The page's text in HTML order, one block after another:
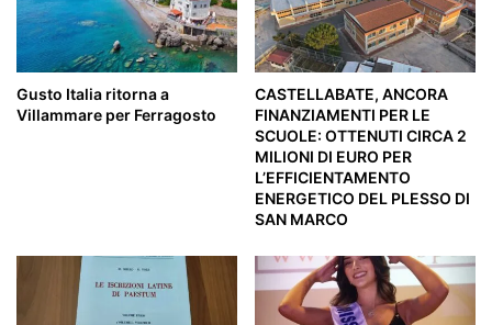
Gusto Italia ritorna a
Villammare per Ferragosto
CASTELLABATE, ANCORA
FINANZIAMENTI PER LE
SCUOLE: OTTENUTI CIRCA 2
MILIONI DI EURO PER
L’EFFICIENTAMENTO
ENERGETICO DEL PLESSO DI
SAN MARCO